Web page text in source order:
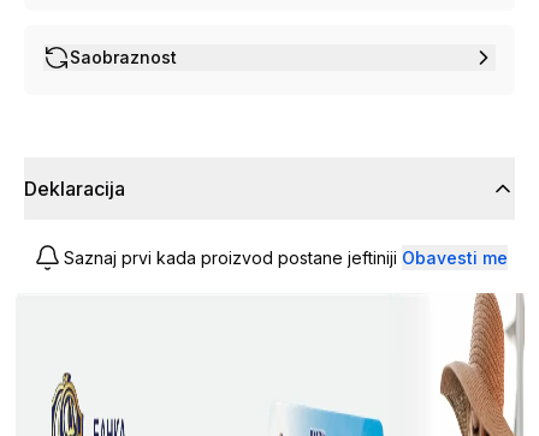
Saobraznost
Deklaracija
Saznaj prvi kada proizvod postane jeftiniji Obavesti me